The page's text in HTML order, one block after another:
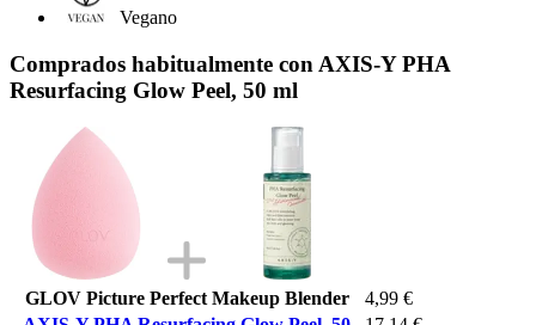
Vegano
Comprados habitualmente con AXIS-Y PHA
Resurfacing Glow Peel, 50 ml
GLOV Picture Perfect Makeup Blender
4,99 €